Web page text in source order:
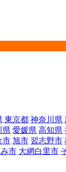
東京都 神奈川県
県 愛媛県 高知県
市 旭市 習志野市
市 大網白里市